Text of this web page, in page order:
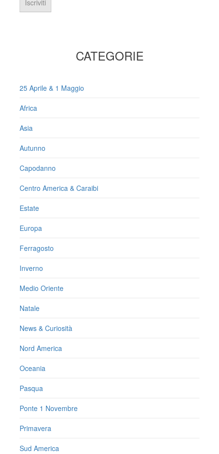
CATEGORIE
25 Aprile & 1 Maggio
Africa
Asia
Autunno
Capodanno
Centro America & Caraibi
Estate
Europa
Ferragosto
Inverno
Medio Oriente
Natale
News & Curiosità
Nord America
Oceania
Pasqua
Ponte 1 Novembre
Primavera
Sud America